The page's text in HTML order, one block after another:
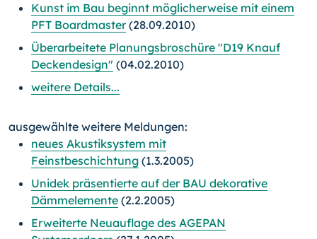
Kunst im Bau beginnt möglicherweise mit einem
PFT Boardmaster(28.09.2010)
Überarbeitete Planungsbroschüre "D19 Knauf
Deckendesign" (04.02.2010)
weitere Details...
ausgewählte weitere Meldungen:
neues Akustiksystem mit
Feinstbeschichtung (1.3.2005)
Unidek präsentierte auf der BAU dekorative
Dämmelemente (2.2.2005)
Erweiterte Neuauflage des AGEPAN